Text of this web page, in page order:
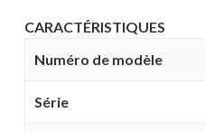
CARACTÉRISTIQUES
Numéro de modèle
Série